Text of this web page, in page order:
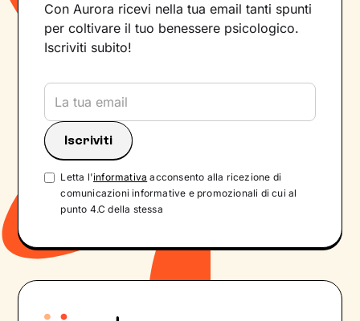
Con Aurora ricevi nella tua email tanti spunti
per coltivare il tuo benessere psicologico.
Iscriviti subito!
Letta l'informativa acconsento alla ricezione di
comunicazioni informative e promozionali di cui al
punto 4.C della stessa